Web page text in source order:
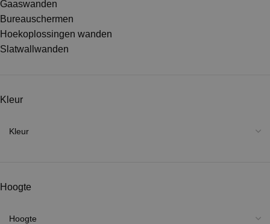
Gaaswanden
Bureauschermen
Hoekoplossingen wanden
Slatwallwanden
Kleur
Hoogte